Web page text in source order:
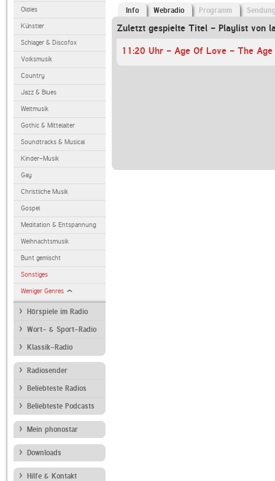
Oldies
Künstler
Schlager & Discofox
Volksmusik
Country
Jazz & Blues
Weltmusik
Gothic & Mittelalter
Soundtracks & Musical
Kinder-Musik
Gay
Christliche Musik
Gospel
Meditation & Entspannung
Weihnachtsmusik
Bunt gemischt
Sonstiges
Weniger Genres
Hörspiele im Radio
Wort- & Sport-Radio
Klassik-Radio
Radiosender
Beliebteste Radios
Beliebteste Podcasts
Mein phonostar
Downloads
Hilfe & Kontakt
Info Webradio Programm
Zuletzt gespielte Titel - Playlist von